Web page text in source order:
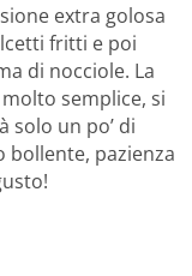
extra golosa
fritti e poi
di nocciole. La
semplice, si
solo un po’ di
bollente, pazienza